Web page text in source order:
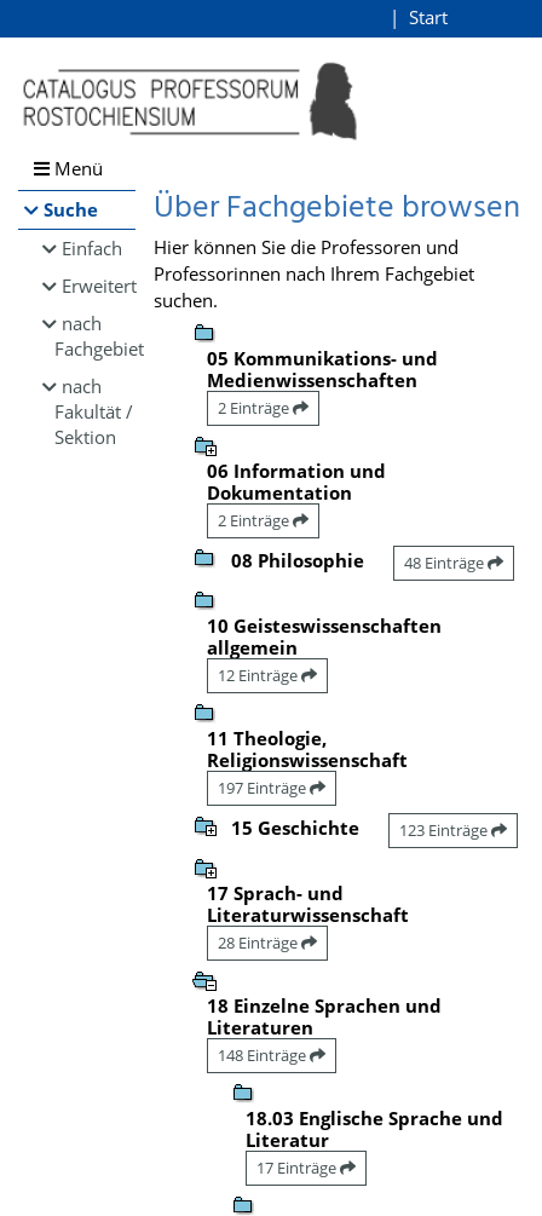
Browsen
direkt zum Inhalt
Start
Menü
Suche
Einfach
Erweitert
nach
Fachgebiet
nach
Fakultät /
Sektion
Über Fachgebiete browsen
Hier können Sie die Professoren und
Professorinnen nach Ihrem Fachgebiet
suchen.
05 Kommunikations- und
Medienwissenschaften
2 Einträge
06 Information und
Dokumentation
2 Einträge
08 Philosophie 48 Einträge
10 Geisteswissenschaften
allgemein
12 Einträge
11 Theologie,
Religionswissenschaft
197 Einträge
15 Geschichte 123 Einträge
17 Sprach- und
Literaturwissenschaft
28 Einträge
18 Einzelne Sprachen und
Literaturen
148 Einträge
18.03 Englische Sprache und
Literatur
17 Einträge